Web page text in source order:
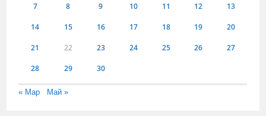
7 8 9 10 11 12 13
14 15 16 17 18 19 20
21 22 23 24 25 26 27
28 29 30
« Мар Май »